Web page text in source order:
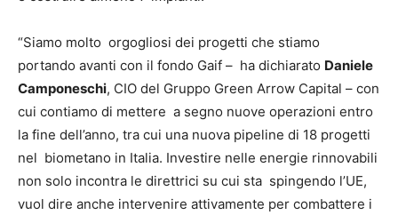
“Siamo molto orgogliosi dei progetti che stiamo
portando avanti con il fondo Gaif – ha dichiarato Daniele
Camponeschi, CIO del Gruppo Green Arrow Capital – con
cui contiamo di mettere a segno nuove operazioni entro
la fine dell’anno, tra cui una nuova pipeline di 18 progetti
nel biometano in Italia. Investire nelle energie rinnovabili
non solo incontra le direttrici su cui sta spingendo l’UE,
vuol dire anche intervenire attivamente per combattere i